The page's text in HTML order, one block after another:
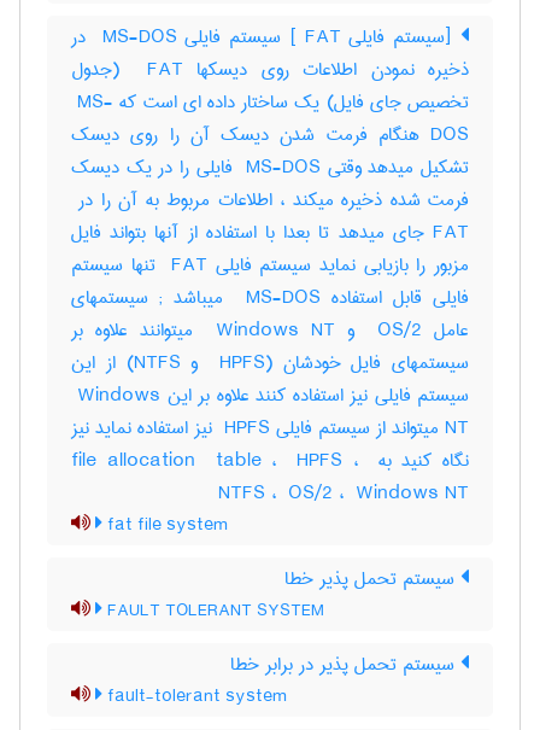
[سیستم فایلی ‎ FAT] سیستم فایلی ‎ MS-DOS در
ذخیره نمودن اطلاعات روی دیسکها ‎ FAT (جدول
تخصیص جای فایل) یک ساختار داده ای است که ‎ MS-
DOS هنگام فرمت شدن دیسک آن را روی دیسک
تشکیل میدهد وقتی ‎ MS-DOS فایلی را در یک دیسک
FAT جای میدهد تا بعدا با استفاده از آنها بتواند فایل
مزبور را بازیابی نماید سیستم فایلی ‎ FAT تنها سیستم
فایلی قابل استفاده ‎ MS-DOS میباشد‎ ; سیستمهای
عامل ‎ OS/2 و ‎ Windows NT میتوانند علاوه بر
سیستمهای فایل خودشان (‎ HPFS و ‎NTFS) از این
سیستم فایلی نیز استفاده کنند علاوه بر این ‎ Windows
NT میتواند از سیستم فایلی ‎ HPFS نیز استفاده نماید نیز
نگاه کنید به ‎file allocation ‎ table ، ‎ HPFS ، ‎
NTFS ، ‎ OS/2 ، ‎ Windows NT
fat file system
سیستم تحمل پذیر خطا
FAULT TOLERANT SYSTEM
سیستم تحمل پذیر در برابر خطا
fault-tolerant system